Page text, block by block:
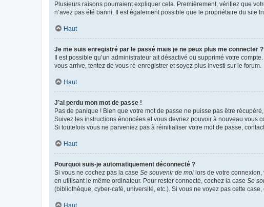
Plusieurs raisons pourraient expliquer cela. Premièrement, vérifiez que
n’avez pas été banni. Il est également possible que le propriétaire du site
Haut
Je me suis enregistré par le passé mais je ne peux plus me connecter
Il est possible qu’un administrateur ait désactivé ou supprimé votre
vous arrive, tentez de vous ré-enregistrer et soyez plus investi sur le forum.
Haut
J’ai perdu mon mot de passe !
Pas de panique ! Bien que votre mot de passe ne puisse pas être
Suivez les instructions énoncées et vous devriez pouvoir à nouveau vous
Si toutefois vous ne parveniez pas à réinitialiser votre mot de passe,
Haut
Pourquoi suis-je automatiquement déconnecté ?
Si vous ne cochez pas la case Se souvenir de moi lors de votre
en utilisant le même ordinateur. Pour rester connecté, cochez la case Se
(bibliothèque, cyber-café, université, etc.). Si vous ne voyez pas cette
Haut